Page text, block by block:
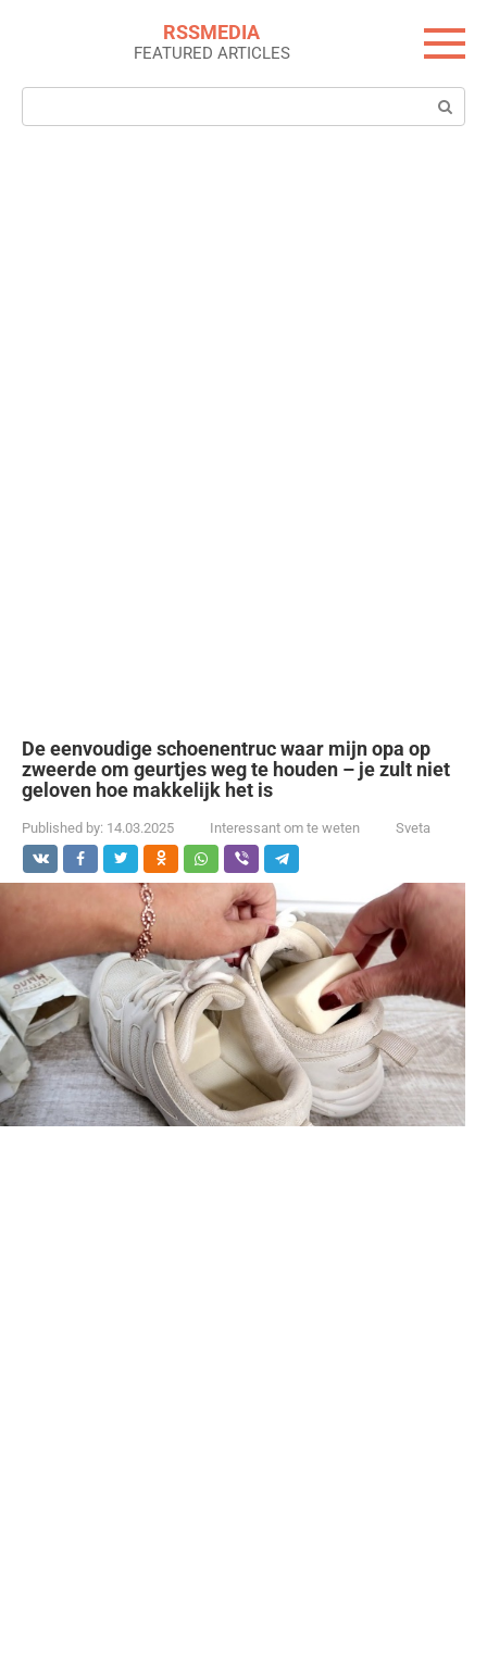
RSSMEDIA
FEATURED ARTICLES
Search:
De eenvoudige schoenentruc waar mijn opa op
zweerde om geurtjes weg te houden – je zult niet
geloven hoe makkelijk het is
Published by: 14.03.2025 Interessant om te weten Sveta